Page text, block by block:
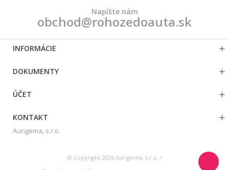
Napíšte nám
obchod@rohozedoauta.sk
INFORMÁCIE
DOKUMENTY
ÚČET
KONTAKT
Aurigema, s.r.o.
© Copyright 2026 Aurigema, s.r.o. •